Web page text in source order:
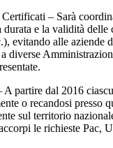
– Sarà
durata e la validità delle
evitando alle aziende
a diverse
partire dal 2016
o recandosi presso
sul territorio
le richieste Pac,